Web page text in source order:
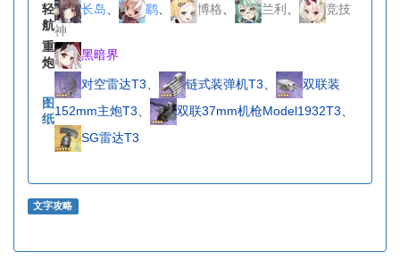
轻
航
长岛 鹞 博格 兰利
竞技
神
重
炮
黑暗界
图
纸
对空雷达T3 链式装弹机T3
双联装
152mm主炮T3
双联37mm机枪Model1932T3
SG雷达T3
文字攻略